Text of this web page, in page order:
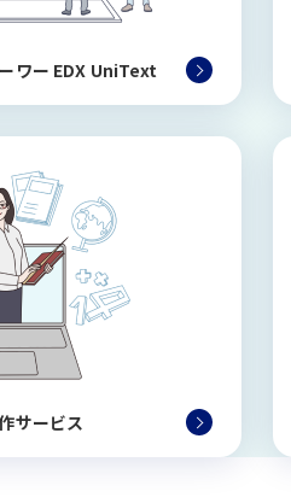
ワー EDX UniText
サービス